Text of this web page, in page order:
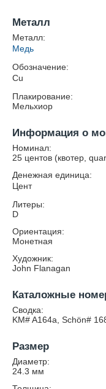
Металл
Металл:
Медь
Обозначение:
Cu
Плакирование:
Мельхиор
Информация о
Номинал:
25 центов (квотер,
Денежная единица:
Цент
Литеры:
D
Ориентация:
Монетная
Художник:
John Flanagan
Каталожные
Сводка:
KM# A164a, Schön#
Размер
Диаметр:
24.3 мм